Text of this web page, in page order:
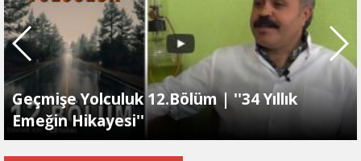
Geçmişe Yolculuk 12.Bölüm | ''34 Yıllık
Emeğin Hikayesi''